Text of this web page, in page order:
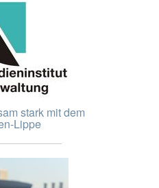
stark mit dem
Lippe